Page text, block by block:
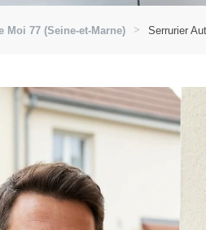
Moi 77 (Seine-et-Marne) Serrurier